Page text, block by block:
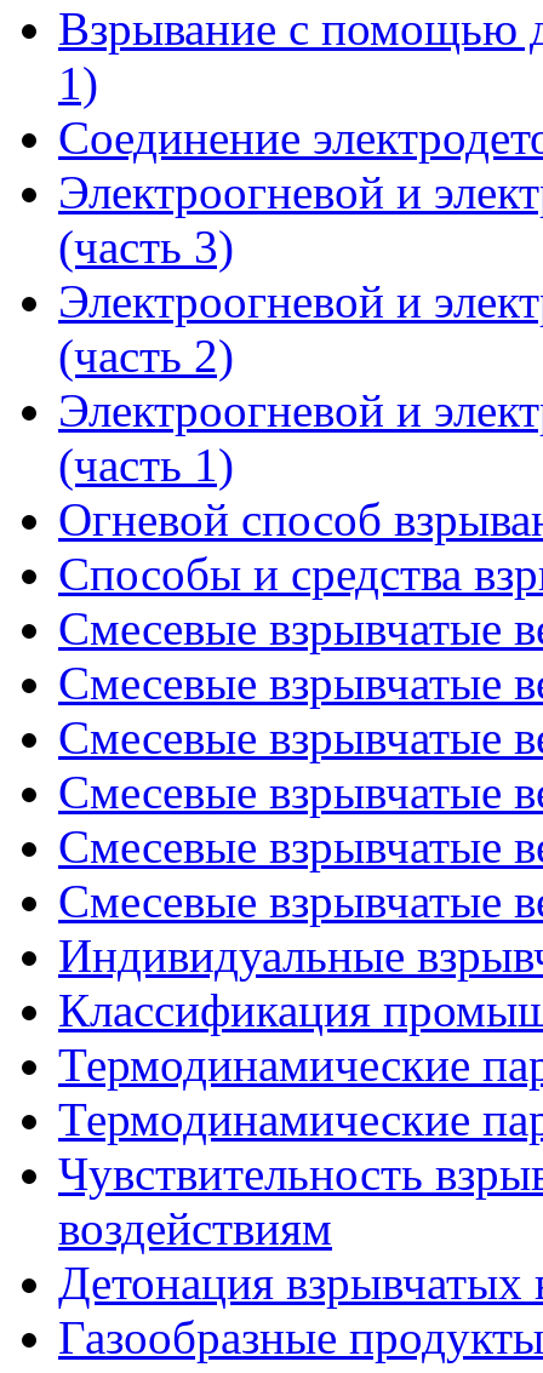
Взрывание с помощью
1)
Соединение
Электроогневой и
(часть 3)
Электроогневой и
(часть 2)
Электроогневой и
(часть 1)
Огневой способ
Способы и средства
Смесевые взрывчатые
Смесевые взрывчатые
Смесевые взрывчатые
Смесевые взрывчатые
Смесевые взрывчатые
Смесевые взрывчатые
Индивидуальные
Классификация
Термодинамические
Термодинамические
Чувствительность
воздействиям
Детонация взрывчатых
Газообразные